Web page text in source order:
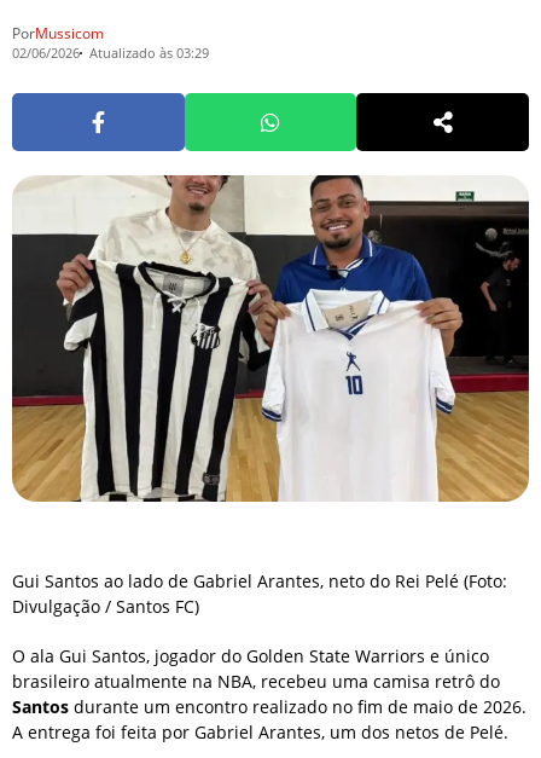
PorMussicom
02/06/2026 Atualizado às 03:29
Gui Santos ao lado de Gabriel Arantes, neto do Rei Pelé (Foto:
Divulgação / Santos FC)
O ala Gui Santos, jogador do Golden State Warriors e único
brasileiro atualmente na NBA, recebeu uma camisa retrô do
Santos durante um encontro realizado no fim de maio de 2026.
A entrega foi feita por Gabriel Arantes, um dos netos de Pelé.